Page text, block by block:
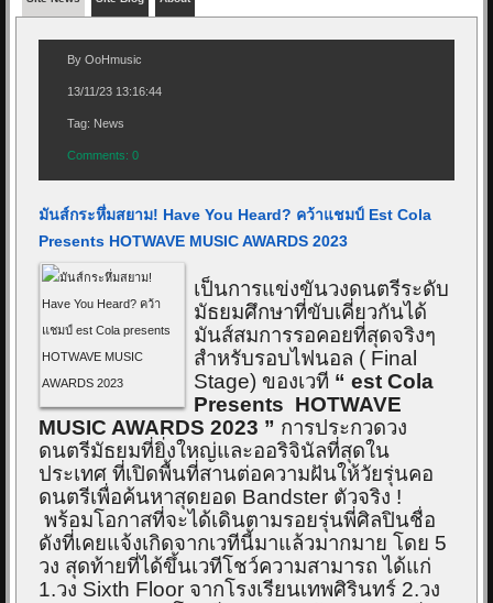
By OoHmusic
13/11/23 13:16:44
Tag: News
Comments: 0
มันส์กระหึ่มสยาม! Have You Heard? คว้าแชมป์ Est Cola
Presents HOTWAVE MUSIC AWARDS 2023
เป็นการแข่งขันวงดนตรีระดับ
มัธยมศึกษาที่ขับเคี่ยวกันได้
มันส์สมการรอคอยที่สุดจริงๆ
สำหรับรอบไฟนอล ( Final
Stage) ของเวที “ est Cola
Presents HOTWAVE
MUSIC AWARDS 2023 ” การประกวดวง
ดนตรีมัธยมที่ยิ่งใหญ่และออริจินัลที่สุดใน
ประเทศ ที่เปิดพื้นที่สานต่อความฝันให้วัยรุ่นคอ
ดนตรีเพื่อค้นหาสุดยอด Bandster ตัวจริง !
พร้อมโอกาสที่จะได้เดินตามรอยรุ่นพี่ศิลปินชื่อ
ดังที่เคยแจ้งเกิดจากเวทีนี้มาแล้วมากมาย โดย 5
วง สุดท้ายที่ได้ขึ้นเวทีโชว์ความสามารถ ได้แก่
1.วง Sixth Floor จากโรงเรียนเทพศิรินทร์ 2.วง